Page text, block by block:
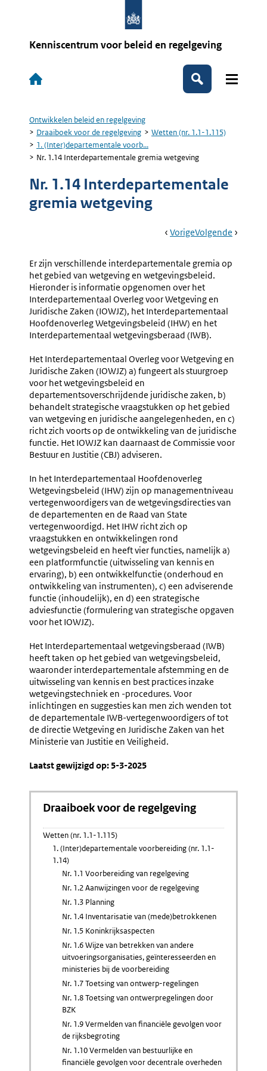
Kenniscentrum voor beleid en regelgeving
Hoofdnavigatie
Zoeken
Kruimelpad
Ontwikkelen beleid en regelgeving
Draaiboek voor de regelgeving
Wetten (nr. 1.1-1.115)
1. (Inter)departementale voorb...
Nr. 1.14 Interdepartementale gremia wetgeving
Nr. 1.14 Interdepartementale
gremia wetgeving
Book
Ga
VorigePagina:
Vermelden
Van
Gevolgen
Voor
Het
Openbaar
Ministerie
Ga
Volgende Pagina:
Er zijn verschillende interdepartementale gremia op
het gebied van wetgeving en wetgevingsbeleid.
Hieronder is informatie opgenomen over het
Interdepartementaal Overleg voor Wetgeving en
Juridische Zaken (IOWJZ), het Interdepartementaal
Hoofdenoverleg Wetgevingsbeleid (IHW) en het
Interdepartementaal wetgevingsberaad (IWB).
Het Interdepartementaal Overleg voor Wetgeving en
Juridische Zaken (IOWJZ) a) fungeert als stuurgroep
voor het wetgevingsbeleid en
departementsoverschrijdende juridische zaken, b)
behandelt strategische vraagstukken op het gebied
van wetgeving en juridische aangelegenheden, en c)
richt zich voorts op de ontwikkeling van de juridische
functie. Het IOWJZ kan daarnaast de Commissie voor
Bestuur en Justitie (CBJ) adviseren.
In het Interdepartementaal Hoofdenoverleg
Wetgevingsbeleid (IHW) zijn op managementniveau
vertegenwoordigers van de wetgevingsdirecties van
de departementen en de Raad van State
vertegenwoordigd. Het IHW richt zich op
vraagstukken en ontwikkelingen rond
wetgevingsbeleid en heeft vier functies, namelijk a)
een platformfunctie (uitwisseling van kennis en
ervaring), b) een ontwikkelfunctie (onderhoud en
ontwikkeling van instrumenten), c) een adviserende
functie (inhoudelijk), en d) een strategische
adviesfunctie (formulering van strategische opgaven
voor het IOWJZ).
Het Interdepartementaal wetgevingsberaad (IWB)
heeft taken op het gebied van wetgevingsbeleid,
waaronder interdepartementale afstemming en de
uitwisseling van kennis en best practices inzake
wetgevingstechniek en -procedures. Voor
inlichtingen en suggesties kan men zich wenden tot
de departementale IWB-vertegenwoordigers of tot
de directie Wetgeving en Juridische Zaken van het
Ministerie van Justitie en Veiligheid.
Laatst gewijzigd op: 5-3-2025
Draaiboek voor de regelgeving
Wetten (nr. 1.1-1.115)
1. (Inter)departementale voorbereiding (nr. 1.1-
1.14)
Nr. 1.1 Voorbereiding van regelgeving
Nr. 1.2 Aanwijzingen voor de regelgeving
Nr. 1.3 Planning
Nr. 1.4 Inventarisatie van (mede)betrokkenen
Nr. 1.5 Koninkrijksaspecten
Nr. 1.6 Wijze van betrekken van andere
uitvoeringsorganisaties, geïnteresseerden en
ministeries bij de voorbereiding
Nr. 1.7 Toetsing van ontwerp-regelingen
Nr. 1.8 Toetsing van ontwerpregelingen door
BZK
Nr. 1.9 Vermelden van financiële gevolgen voor
de rijksbegroting
Nr. 1.10 Vermelden van bestuurlijke en
financiële gevolgen voor decentrale overheden